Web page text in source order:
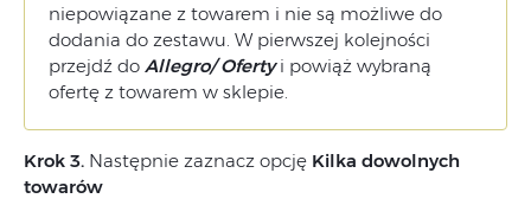
niepowiązane z towarem i nie są możliwe do
dodania do zestawu. W pierwszej kolejności
przejdź do Allegro/ Ofertyi powiąż wybraną
ofertę z towarem w sklepie.
Krok 3. Następnie zaznacz opcję Kilka dowolnych
towarów